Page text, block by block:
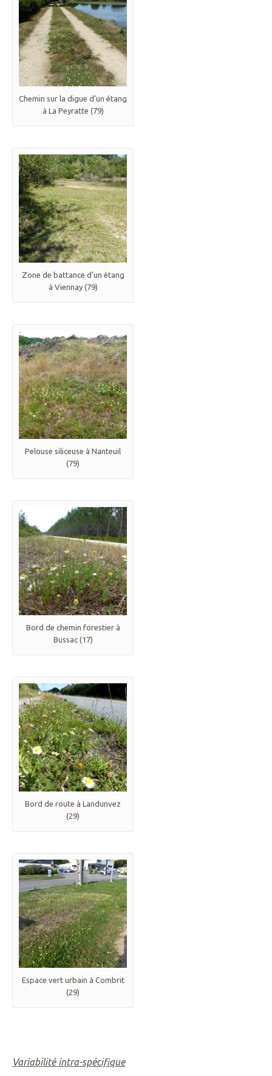
Chemin sur la digue d’un étang
à La Peyratte (79)
Zone de battance d’un étang
à Viennay (79)
Pelouse siliceuse à Nanteuil
(79)
Bord de chemin forestier à
Bussac (17)
Bord de route à Landunvez
(29)
Espace vert urbain à Combrit
(29)
Variabilité intra-spécifique